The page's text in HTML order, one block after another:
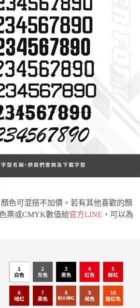
色可混搭不加價。若有其他喜歡的顏
票或CMYK數值給官方LINE ，可以為